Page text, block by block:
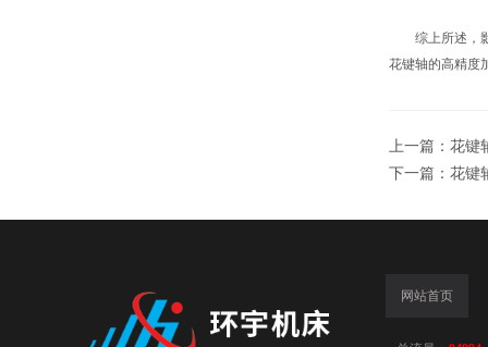
综上所述，影
花键轴的高精度
上一篇： 花键
下一篇： 花键
网站首页